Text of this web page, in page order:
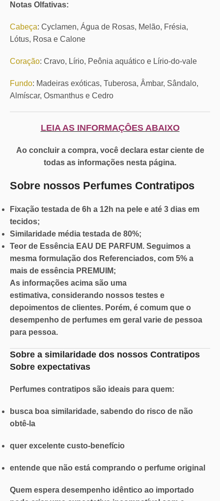
Notas Olfativas:
Cabeça: Cyclamen, Água de Rosas, Melão, Frésia,
Lótus, Rosa e Calone
Coração: Cravo, Lírio, Peônia aquático e Lírio-do-vale
Fundo: Madeiras exóticas, Tuberosa, Âmbar, Sândalo,
Almíscar, Osmanthus e Cedro
LEIA AS INFORMAÇÔES ABAIXO
Ao concluir a compra, você declara estar ciente de
todas as informações nesta página.
Sobre nossos Perfumes Contratipos
Fixação testada de 6h a 12h na pele e até 3 dias em
tecidos;
Similaridade média testada de 80%;
Teor de Essência EAU DE PARFUM. Seguimos a
mesma formulação dos Referenciados, com 5% a
mais de essência PREMUIM;
As informações acima são uma
estimativa, considerando nossos testes e
depoimentos de clientes. Porém, é comum que o
desempenho de perfumes em geral varie de pessoa
para pessoa.
Sobre a similaridade dos nossos Contratipos
Sobre expectativas
Perfumes contratipos são ideais para quem:
busca boa similaridade, sabendo do risco de não
obtê-la
quer excelente custo-benefício
entende que não está comprando o perfume original
Quem espera desempenho idêntico ao importado